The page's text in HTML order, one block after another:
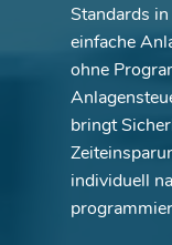
Standards
einfache
ohne
bringt
individuell